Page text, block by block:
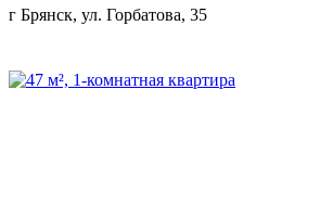
г Брянск, ул. Горбатова, 35